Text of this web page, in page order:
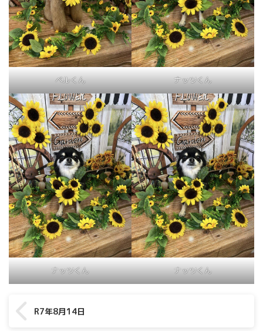
ベルくん ナッツくん
ナッツくん ナッツくん
R7年8月14日